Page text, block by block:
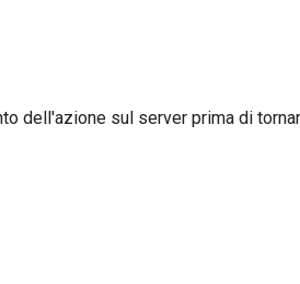
dell'azione sul server prima di